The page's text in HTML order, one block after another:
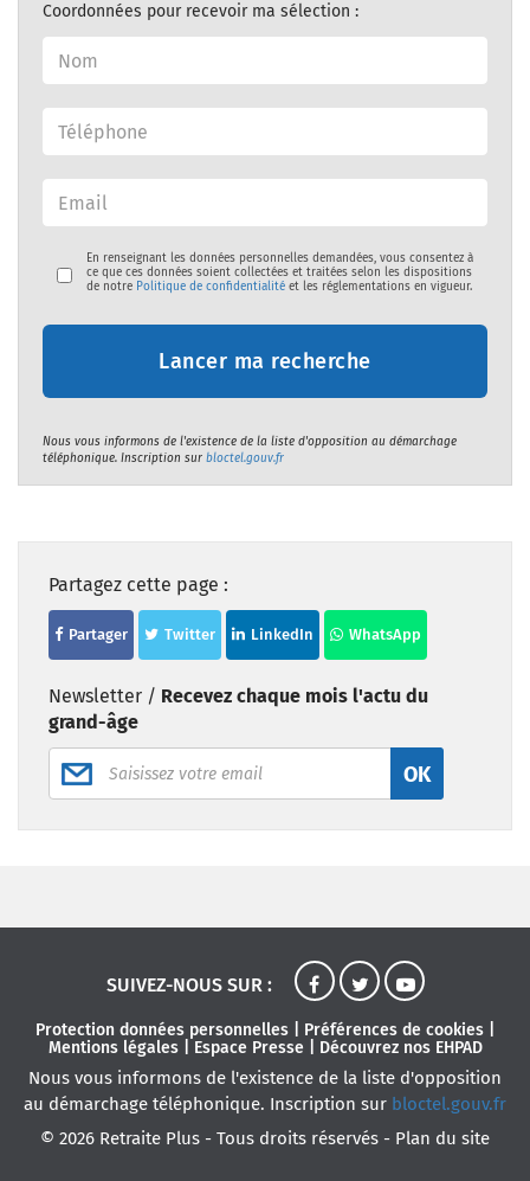
Coordonnées pour recevoir ma sélection :
En renseignant les données personnelles demandées, vous consentez à
ce que ces données soient collectées et traitées selon les dispositions
de notre Politique de confidentialité et les réglementations en vigueur.
Lancer ma recherche
Nous vous informons de l'existence de la liste d'opposition au démarchage
téléphonique. Inscription sur bloctel.gouv.fr
Partagez cette page :
Partager Twitter LinkedIn WhatsApp
Newsletter / Recevez chaque mois l'actu du
grand-âge
OK
SUIVEZ-NOUS SUR :
Protection données personnelles Préférences de cookies
Mentions légales| Espace Presse| Découvrez nos EHPAD
Nous vous informons de l'existence de la liste d'opposition
au démarchage téléphonique. Inscription sur bloctel.gouv.fr
© 2026 Retraite Plus - Tous droits réservés - Plan du site